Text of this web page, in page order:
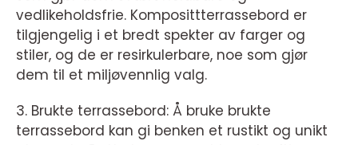
vedlikeholdsfrie. Komposittterrassebord er
tilgjengelig i et bredt spekter av farger og
stiler, og de er resirkulerbare, noe som gjør
dem til et miljøvennlig valg.
3. Brukte terrassebord: Å bruke brukte
terrassebord kan gi benken et rustikt og unikt